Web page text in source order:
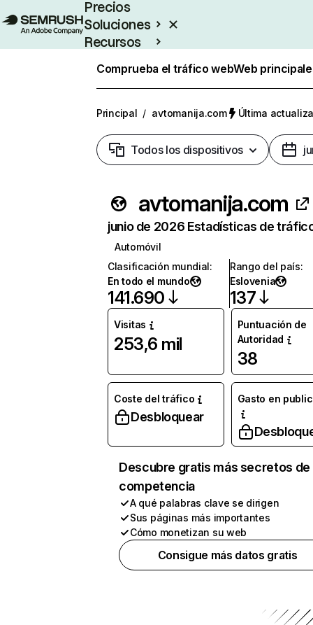
Precios
Soluciones
Recursos
Comprueba el tráfico webWeb
Principal / avtomanija.com Última
Todos los dispositivos
avtomanija.com
junio de 2026 Estadísticas de
Automóvil
Clasificación mundial:
En todo el mundo
141.690
Rango del país:
Eslovenia
137
Visitas
253,6 mil
Puntuación de
Autoridad
38
Coste del tráfico
Desbloquear
Gasto en
Descubre gratis más secretos de
competencia
A qué palabras clave se dirigen
Sus páginas más importantes
Cómo monetizan su web
Consigue más datos gratis